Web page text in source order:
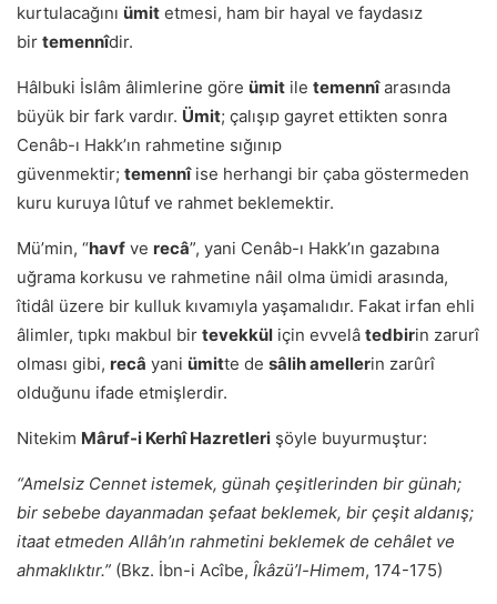
kurtulacağını ümit etmesi, ham bir hayal ve faydasız
bir temennîdir.
Hâlbuki İslâm âlimlerine göre ümit ile temennîarasında
büyük bir fark vardır. Ümit; çalışıp gayret ettikten sonra
Cenâb-ı Hakk’ın rahmetine sığınıp
güvenmektir; temennîise herhangi bir çaba göstermeden
kuru kuruya lûtuf ve rahmet beklemektir.
Müʼmin, “havf ve recâ”, yani Cenâb-ı Hakkʼın gazabına
uğrama korkusu ve rahmetine nâil olma ümidi arasında,
îtidâl üzere bir kulluk kıvamıyla yaşamalıdır. Fakat irfan ehli
âlimler, tıpkı makbul bir tevekkül için evvelâ tedbirin zarurî
olması gibi, recâ yani ümitte de sâlih amellerin zarûrî
olduğunu ifade etmişlerdir.
Nitekim Mâruf-i Kerhî Hazretleri şöyle buyurmuştur:
“Amelsiz Cennet istemek, günah çeşitlerinden bir günah;
bir sebebe dayanmadan şefaat beklemek, bir çeşit aldanış;
itaat etmeden Allâhʼın rahmetini beklemek de cehâlet ve
ahmaklıktır.” (Bkz. İbn-i Acîbe, Îkâzüʼl-Himem, 174-175)